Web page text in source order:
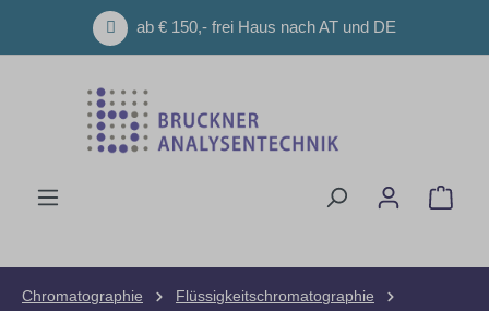
Zum Hauptinhalt springenab € 150,- frei Haus nach AT und DE
Chromatographie
Flüssigkeitschromatographie